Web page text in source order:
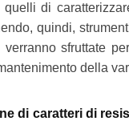
di
quindi,
verranno sfruttate
della
di caratteri di